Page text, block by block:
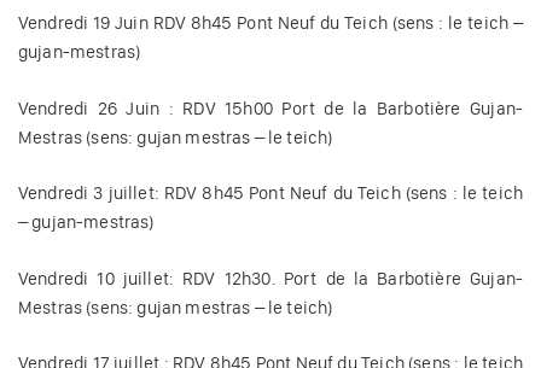
Vendredi 19 Juin RDV 8h45 Pont Neuf du Teich (sens : le teich –
gujan-mestras)
Vendredi 26 Juin : RDV 15h00 Port de la Barbotière Gujan-
Mestras (sens: gujan mestras – le teich)
Vendredi 3 juillet: RDV 8h45 Pont Neuf du Teich (sens : le teich
– gujan-mestras)
Vendredi 10 juillet: RDV 12h30. Port de la Barbotière Gujan-
Mestras (sens: gujan mestras – le teich)
Vendredi 17 juillet : RDV 8h45 Pont Neuf du Teich (sens : le teich